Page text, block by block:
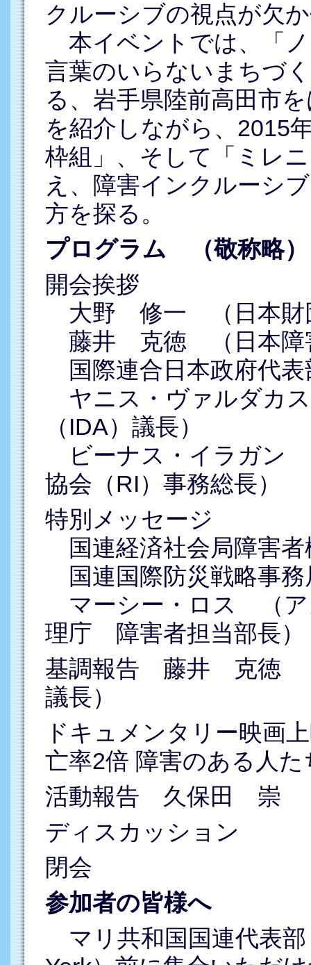
クルーシブの視点が欠
本イベントでは、「
言葉のいらないまちづ
る、岩手県陸前高田市
を紹介しながら、2015
枠組」、そして「ミレ
え、障害インクルーシ
方を探る。
プログラム （敬称略）
開会挨拶
大野 修一 （日本財
藤井 克徳 （日本障
国際連合日本政府代表
ヤニス・ヴァルダカ
（IDA）議長）
ビーナス・イラガン
協会（RI）事務総長）
特別メッセージ
国連経済社会局障害者
国連国際防災戦略事務
マーシー・ロス （ア
理庁 障害者担当部長）
基調報告 藤井 克徳
議長）
ドキュメンタリー映画
亡率2倍 障害のある人
活動報告 久保田 崇
ディスカッション
閉会
参加者の皆様へ
マリ共和国国連代表部